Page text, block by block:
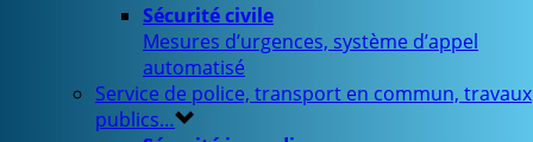
Sécurité civile
Mesures d’urgences, système d’appel
automatisé
Service de police, transport en commun, travaux
publics…